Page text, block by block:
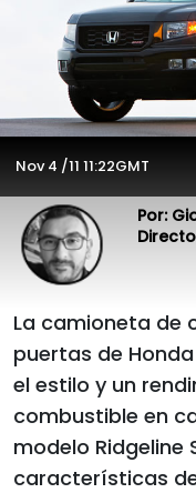
Nov 4 /11 11:22GMT
Por:
La camioneta de
puertas de
el estilo y un
combustible en
modelo
características